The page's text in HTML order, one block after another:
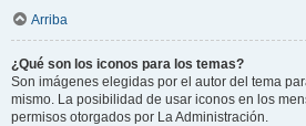
Arriba
¿Qué son los iconos para los temas?
Son imágenes elegidas por el autor del tema
mismo. La posibilidad de usar iconos en los
permisos otorgados por La Administración.